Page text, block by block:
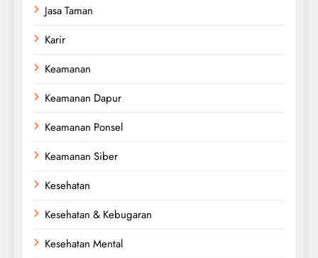
Jasa Taman
Karir
Keamanan
Keamanan Dapur
Keamanan Ponsel
Keamanan Siber
Kesehatan
Kesehatan & Kebugaran
Kesehatan Mental